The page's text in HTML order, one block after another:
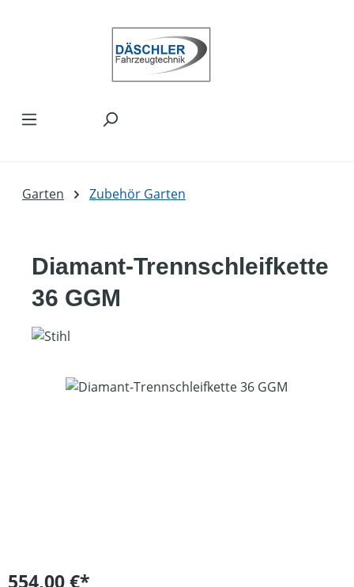
Garten Zubehör Garten
Diamant-Trennschleifkette
36 GGM
Bildergalerie überspringen
554,00 €*